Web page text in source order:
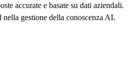
accurate e basate su dati aziendali.
gestione della conoscenza AI.